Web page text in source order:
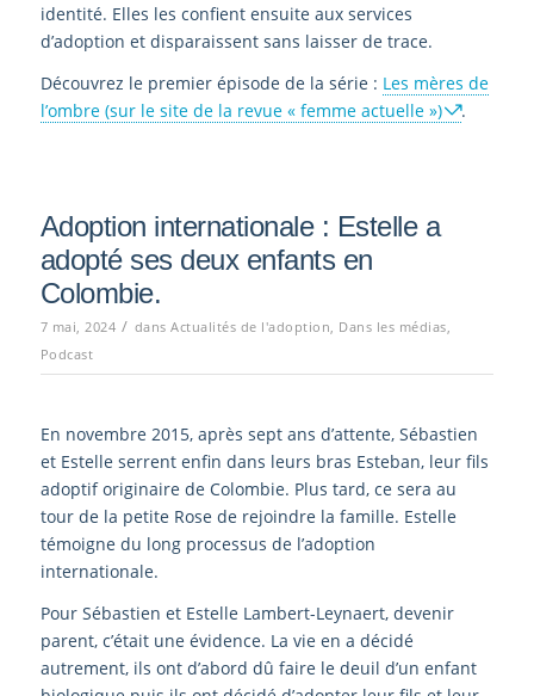
identité. Elles les confient ensuite aux services
d’adoption et disparaissent sans laisser de trace.
Découvrez le premier épisode de la série : Les mères de
l’ombre (sur le site de la revue « femme actuelle »)
.
Adoption internationale : Estelle a
adopté ses deux enfants en
Colombie.
7 mai, 2024 / dansActualités de l'adoption Dans les médias
Podcast
En novembre 2015, après sept ans d’attente, Sébastien
et Estelle serrent enfin dans leurs bras Esteban, leur fils
adoptif originaire de Colombie. Plus tard, ce sera au
tour de la petite Rose de rejoindre la famille. Estelle
témoigne du long processus de l’adoption
internationale.
Pour Sébastien et Estelle Lambert-Leynaert, devenir
parent, c’était une évidence. La vie en a décidé
autrement, ils ont d’abord dû faire le deuil d’un enfant